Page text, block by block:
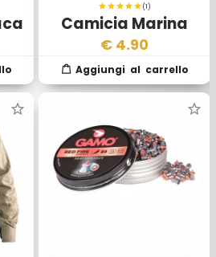
(1)
Camicia Marina
Militare Inglese
Manica Lunga
€ 4.90